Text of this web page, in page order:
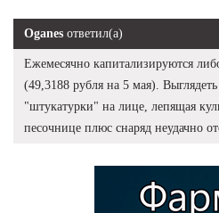
Oganes ответил(а)
Ежемесячно капитализируются
(49,3188 рубля на 5 мая).
"штукатурки" на лице, лепящая
песочнице плюс снаряд неудачно